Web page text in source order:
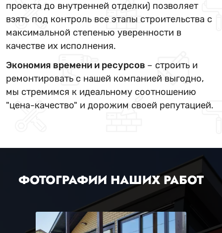
проекта до внутренней отделки) позволяет
взять под контроль все этапы строительства с
максимальной степенью уверенности в
качестве их исполнения.
Экономия времени и ресурсов – строить и
ремонтировать с нашей компанией выгодно,
мы стремимся к идеальному соотношению
"цена-качество" и дорожим своей репутацией.
ФОТОГРАФИИ НАШИХ РАБОТ